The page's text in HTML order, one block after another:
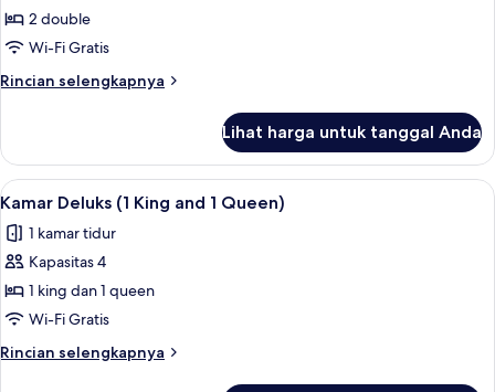
Shower)
2
Tempat
Double,
2 double
Wi-Fi Gratis
Rincian selengkapnya
Rincian
Kamar,
Tempat
Double,
pemandangan
Lihat harga untuk tanggal Anda
Lihat
semua
foto
untuk
Kamar
Deluks
(1
King
Seprai premium, brankas, tirai
2
Kamar Deluks (1 King and 1 Queen)
1 kamar tidur
Kapasitas 4
1 king dan 1 queen
Wi-Fi Gratis
Rincian selengkapnya
Rincian